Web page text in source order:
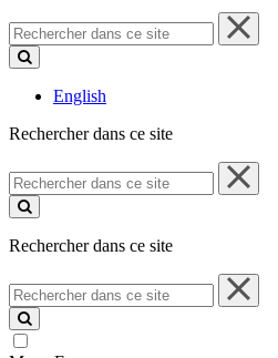
Rechercher
dans
ce
English
Rechercher dans ce site
Rechercher
dans
ce
Rechercher dans ce site
Rechercher
dans
ce
site